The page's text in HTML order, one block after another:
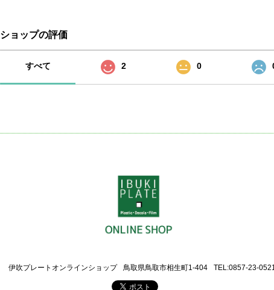
ショップの評価
すべて 2 0
伊吹プレートオンラインショップ 鳥取県鳥取市相生町1-404 TEL:0857-23-